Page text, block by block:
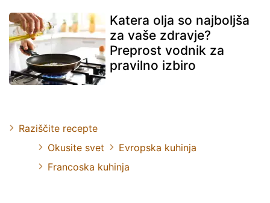
Katera olja so najboljša
za vaše zdravje?
Preprost vodnik za
pravilno izbiro
Raziščite recepte
Okusite svet
Evropska kuhinja
Francoska kuhinja